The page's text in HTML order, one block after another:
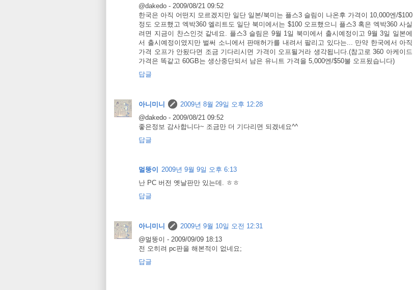
@dakedo - 2009/08/21 09:52
한국은 아직 어떤지 모르겠지만 일단 일본/북미는 플스3 슬림이 나온후 가격이 10,000엔/$100
정도 오프했고 엑박360 엘리트도 일단 북미에서는 $100 오프했으니 플스3 혹은 엑박360 사실
려면 지금이 찬스인것 같네요. 플스3 슬림은 9월 1일 북미에서 출시예정이고 9월 3일 일본에
서 출시예정이였지만 벌써 소니에서 판매허가를 내려서 팔리고 있다는... 만약 한국에서 아직
가격 오프가 안됬다면 조금 기다리시면 가격이 오프될거라 생각됩니다.(참고로 360 아케이드
가격은 똑같고 60GB는 생산중단되서 남은 유니트 가격을 5,000엔/$50불 오프됬습니다)
답글
아니미니
2009년 8월 29일 오후 12:28
@dakedo - 2009/08/21 09:52
좋은정보 감사합니다~ 조금만 더 기다리면 되겠네요^^
답글
멀뚱이
2009년 9월 9일 오후 6:13
난 PC 버전 옛날판만 있는데. ㅎㅎ
답글
아니미니
2009년 9월 10일 오전 12:31
@멀뚱이 - 2009/09/09 18:13
전 오히려 pc판을 해본적이 없네요;
답글